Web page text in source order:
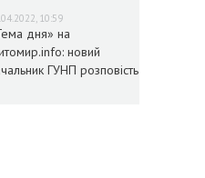
10:59
дня» на
новий
ГУНП розповість